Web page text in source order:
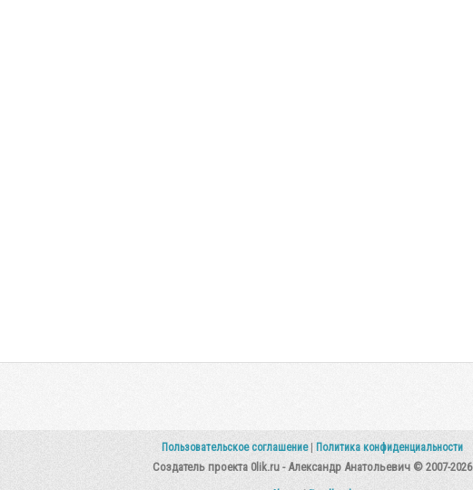
Пользовательское соглашение Политика конфиденциальности
Создатель проекта 0lik.ru - Александр Анатольевич © 2007-2026